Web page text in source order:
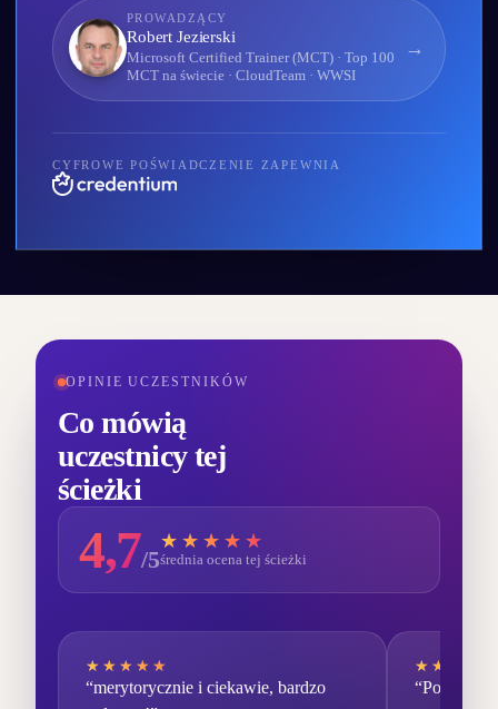
PROWADZĄCY
Robert Jezierski
Microsoft Certified Trainer (MCT) · Top 100
MCT na świecie · CloudTeam · WWSI
→
CYFROWE POŚWIADCZENIE ZAPEWNIA
OPINIE UCZESTNIKÓW
Co mówią
uczestnicy tej
ścieżki
4,7/5
★★★★★
★★★★★
średnia ocena tej ścieżki
★★★★★
★★★★★
“merytorycznie i ciekawie, bardzo
★★★★★
★★★★★
“Podoba